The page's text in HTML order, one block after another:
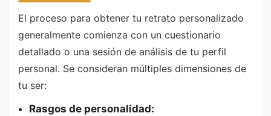
El proceso para obtener tu retrato personalizado
generalmente comienza con un cuestionario
detallado o una sesión de análisis de tu perfil
personal. Se consideran múltiples dimensiones de
tu ser:
Rasgos de personalidad: